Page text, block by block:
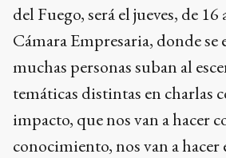
del Fuego, será el jueves, de 16
Cámara Empresaria, donde se
muchas personas suban al
temáticas distintas en charlas
impacto, que nos van a hacer
conocimiento, nos van a